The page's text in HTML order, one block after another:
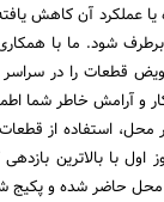
یا عملکرد آن کاهش
شود. ما با
و آرامش خاطر شما
استفاده از قطعات
با بالاترین
حاضر شده و پکیج